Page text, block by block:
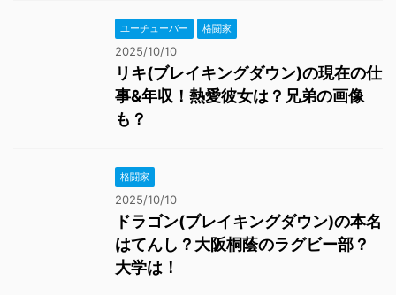
ユーチューバー 格闘家
2025/10/10
リキ(ブレイキングダウン)の現在の仕
事&年収！熱愛彼女は？兄弟の画像
も？
格闘家
2025/10/10
ドラゴン(ブレイキングダウン)の本名
はてんし？大阪桐蔭のラグビー部？
大学は！